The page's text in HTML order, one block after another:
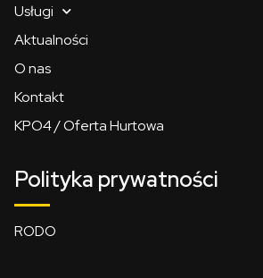
Usługi
Aktualności
O nas
Kontakt
KPO4 / Oferta Hurtowa
Polityka prywatności
RODO